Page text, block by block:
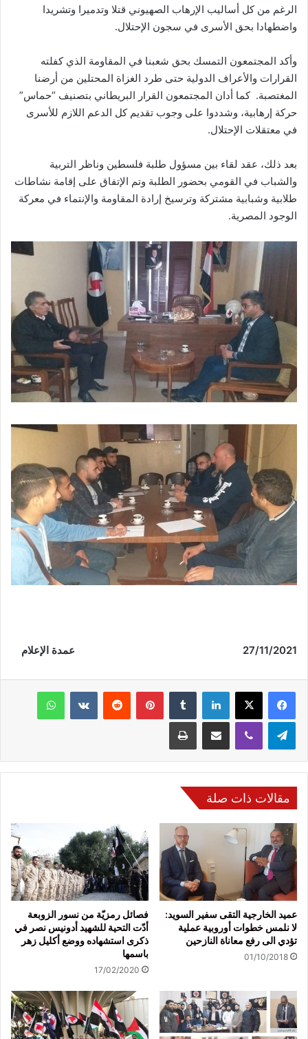
الرغم من كل أساليب الإرهاب الصهيوني قتلا وتدميرا وتشريدا
واضطهادا بحق الأسرى في سجون الإحتلال.
وأكد المجتمعون التمسك بحق شعبنا في المقاومة الذي كفلته
القرارات والأعراف الدولية حتى طرد الغزاة المحتلين من أرضنا
المغتصبة. كما أدان المجتمعون القرار البريطاني بتصنيف “حماس”
حركة إرهابية، وشددوا على وجوب تقديم كل الدعم اللازم للأسرى
في معتقلات الإحتلال.
بعد ذلك، عقد لقاء بين مسؤول طلبة فلسطين وناظر التربية
والشباب في القومي بحضور الطلبة وتم الإتفاق على إقامة نشاطات
طلابية وشبابية مشتركة وترسيخ إرادة المقاومة والإنتماء في معركة
الوجود المصرية.
27/11/2021 عمدة الإعلام
فيسبوك لينكدإن بينتيريست
مقالات ذات صلة
عميد الخارجية التقى سفير السويد:
لا نلمس خطوات أوروبية عملية
تؤدي الى رفع معاناة النازحين
01/10/2018
فصائل رمزيّة من نسور الزوبعة
أدّت التحية للشهيد أدونيس نصر في
ذكرى استشهاده ووضع أكليل زهر
باسمها
17/02/2020